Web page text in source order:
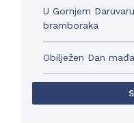
U Gornjem
bramboraka
Obilježen Dan